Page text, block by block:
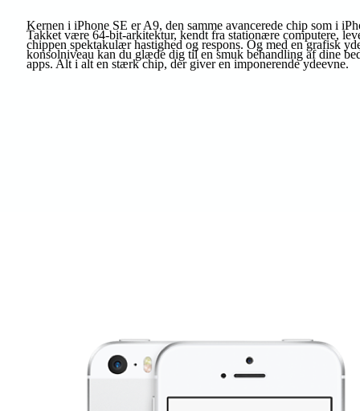
Kernen i iPhone SE er A9, den samme avancerede chip som i
Takket være 64-bit-arkitektur, kendt fra stationære computere,
chippen spektakulær hastighed og respons. Og med en grafisk
konsolniveau kan du glæde dig til en smuk behandling af dine
apps. Alt i alt en stærk chip, der giver en imponerende ydeevne.